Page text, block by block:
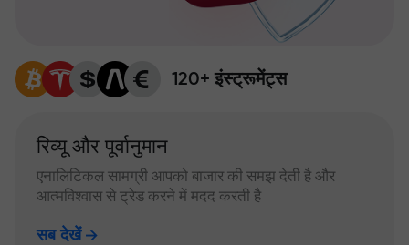
120+ इंस्ट्रूमेंट्स
रिव्यू और पूर्वानुमान
एनालिटिकल सामग्री आपको बाजार की समझ देती है और
आत्मविश्वास से ट्रेड करने में मदद करती है
सब देखें